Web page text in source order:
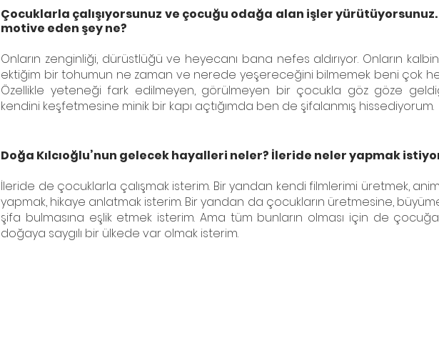
Çocuklarla çalışıyorsunuz ve çocuğu odağa alan işler
motive eden şey ne?
Onların zenginliği, dürüstlüğü ve heyecanı bana nefes aldırıyor. Onların
ektiğim bir tohumun ne zaman ve nerede yeşereceğini bilmemek beni çok
Özellikle yeteneği fark edilmeyen, görülmeyen bir çocukla göz göze
kendini keşfetmesine minik bir kapı açtığımda ben de şifalanmış hissediyorum.
Doğa Kılcıoğlu’nun gelecek hayalleri neler? İleride neler yapmak
İleride de çocuklarla çalışmak isterim. Bir yandan kendi filmlerimi üretmek,
yapmak, hikaye anlatmak isterim. Bir yandan da çocukların üretmesine,
şifa bulmasına eşlik etmek isterim. Ama tüm bunların olması için de
doğaya saygılı bir ülkede var olmak isterim.